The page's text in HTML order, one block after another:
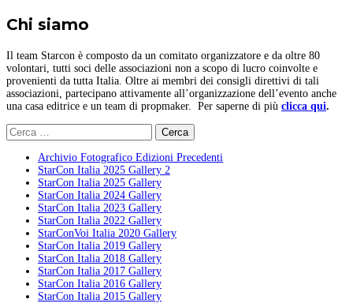
Chi siamo
Il team Starcon è composto da un comitato organizzatore e da oltre 80
volontari, tutti soci delle associazioni non a scopo di lucro coinvolte e
provenienti da tutta Italia. Oltre ai membri dei consigli direttivi di tali
associazioni, partecipano attivamente all’organizzazione dell’evento anche
una casa editrice e un team di propmaker. Per saperne di più clicca qui.
Ricerca
per:
Archivio Fotografico Edizioni Precedenti
StarCon Italia 2025 Gallery 2
StarCon Italia 2025 Gallery
StarCon Italia 2024 Gallery
StarCon Italia 2023 Gallery
StarCon Italia 2022 Gallery
StarConVoi Italia 2020 Gallery
StarCon Italia 2019 Gallery
StarCon Italia 2018 Gallery
StarCon Italia 2017 Gallery
StarCon Italia 2016 Gallery
StarCon Italia 2015 Gallery